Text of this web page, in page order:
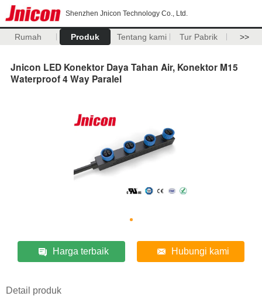
Shenzhen Jnicon Technology Co., Ltd.
Rumah Produk Tentang kami Tur Pabrik >>
Jnicon LED Konektor Daya Tahan Air, Konektor M15
Waterproof 4 Way Paralel
Harga terbaik Hubungi kami
Detail produk